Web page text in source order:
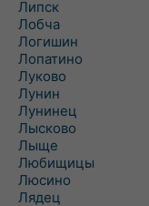
Липск
Лобча
Логишин
Лопатино
Луково
Лунин
Лунинец
Лысково
Лыще
Любищицы
Люсино
Лядец